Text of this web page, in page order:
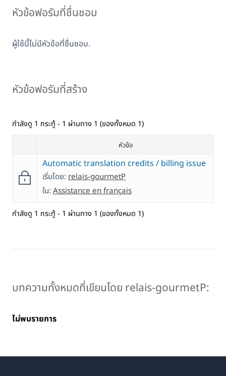
หัวข้อฟอรัมที่ชื่นชอบ
ผู้ใช้นี้ไม่มีหัวข้อที่ชื่นชอบ.
หัวข้อฟอรัมที่สร้าง
กำลังดู 1 กระทู้ - 1 ผ่านทาง 1 (ของทั้งหมด 1)
หัวข้อ
Automatic translation credits / billing issue
เริ่มโดย: relais-gourmetP
ใน: Assistance en français
กำลังดู 1 กระทู้ - 1 ผ่านทาง 1 (ของทั้งหมด 1)
บทความทั้งหมดที่เขียนโดย relais-gourmetP:
ไม่พบรายการ